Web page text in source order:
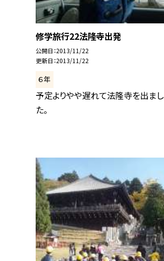
修学旅行22法隆寺出発
公開日 2013/11/22
更新日 2013/11/22
６年
予定よりやや遅れて法隆寺を出まし
た。